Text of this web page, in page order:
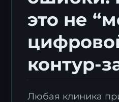
это не
контур-
Любая клиника